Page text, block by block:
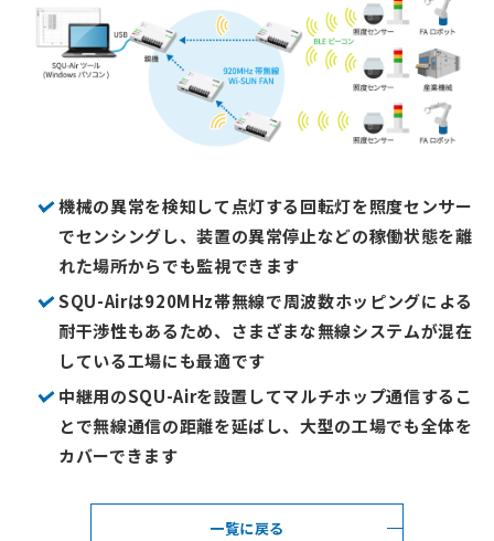
機械の異常を検知して点灯する回転灯を照度センサー
でセンシングし、装置の異常停止などの稼働状態を離
れた場所からでも監視できます
SQU-Airは920MHz帯無線で周波数ホッピングによる
耐干渉性もあるため、 さまざまな無線システムが混在
している工場にも最適です
中継用のSQU-Airを設置してマルチホップ通信するこ
とで無線通信の距離を延ばし、大型の工場でも全体を
カバーできます
一覧に戻る